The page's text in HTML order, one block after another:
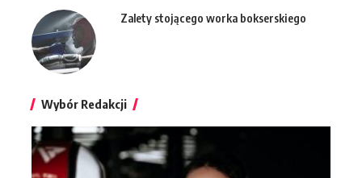
Zalety stojącego worka bokserskiego
Wybór Redakcji